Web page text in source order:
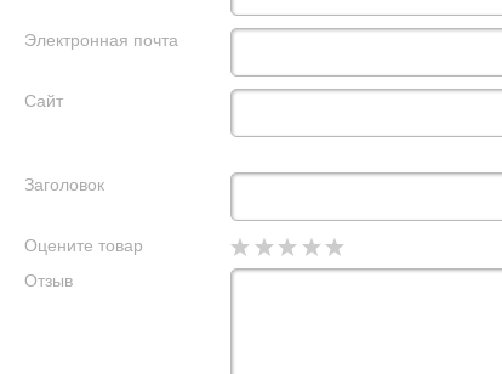
Электронная почта
Сайт
Заголовок
Оцените товар
Отзыв